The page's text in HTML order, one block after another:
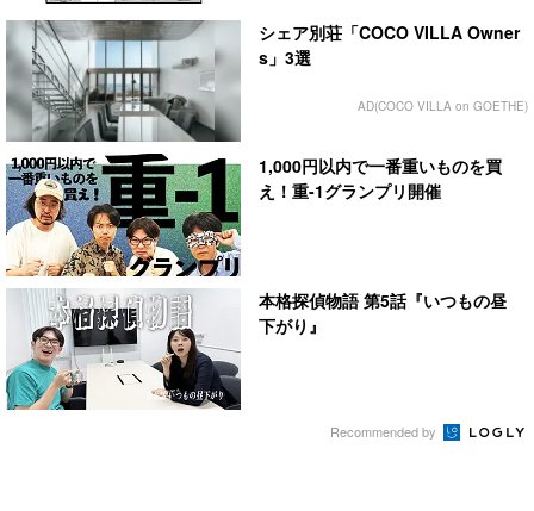
シェア別荘「COCO VILLA Owner
s」3選
AD(COCO VILLA on GOETHE)
1,000円以内で一番重いものを買
え！重-1グランプリ開催
本格探偵物語 第5話『いつもの昼
下がり』
Recommended by